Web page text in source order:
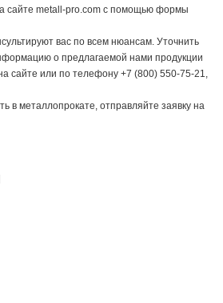
сайте metall-pro.com с помощью формы
вас по всем нюансам. Уточнить
о предлагаемой нами продукции
сайте или по телефону +7 (800) 550-75-21,
в металлопрокате, отправляйте заявку на